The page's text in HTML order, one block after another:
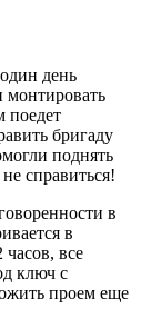
день
поедет
бригаду
поднять
справиться!
в
в
все
ключ с
проем еще